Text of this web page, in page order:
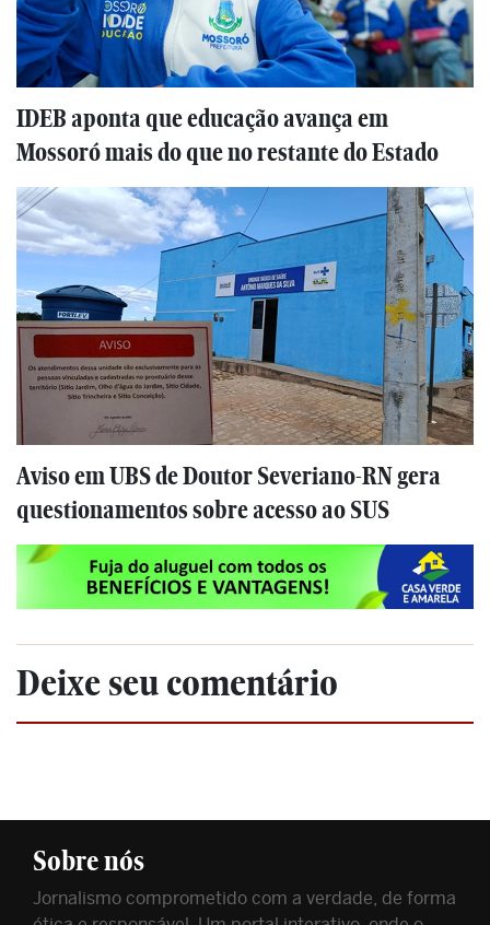
IDEB aponta que educação avança em
Mossoró mais do que no restante do Estado
Aviso em UBS de Doutor Severiano-RN gera
questionamentos sobre acesso ao SUS
Deixe seu comentário
Sobre nós
Jornalismo comprometido com a verdade, de forma